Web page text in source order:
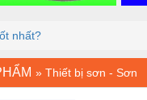
nhất?
» Thiết bị sơn - Sơn